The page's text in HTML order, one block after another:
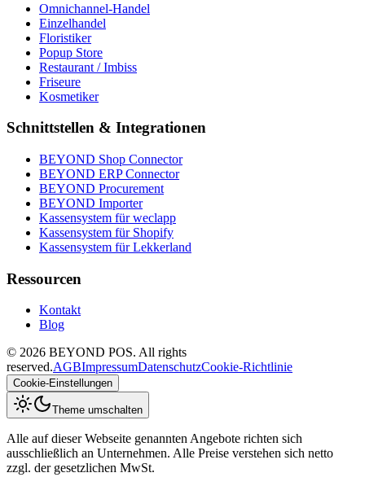
Omnichannel-Handel
Einzelhandel
Floristiker
Popup Store
Restaurant / Imbiss
Friseure
Kosmetiker
Schnittstellen & Integrationen
BEYOND Shop Connector
BEYOND ERP Connector
BEYOND Procurement
BEYOND Importer
Kassensystem für weclapp
Kassensystem für Shopify
Kassensystem für Lekkerland
Ressourcen
Kontakt
Blog
© 2026 BEYOND POS. All rights
reserved.AGBImpressumDatenschutzCookie-Richtlinie
Cookie-Einstellungen
Theme umschalten
Alle auf dieser Webseite genannten Angebote richten sich
ausschließlich an Unternehmen. Alle Preise verstehen sich netto
zzgl. der gesetzlichen MwSt.